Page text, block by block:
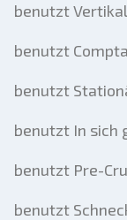
benutzt
benutzt
benutzt
benutzt In sich
benutzt Pre-
benutzt